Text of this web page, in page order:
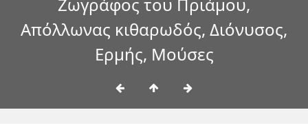
Ζωγράφος του Πριάμου,
Απόλλωνας κιθαρωδός, Διόνυσος,
Ερμής, Μούσες